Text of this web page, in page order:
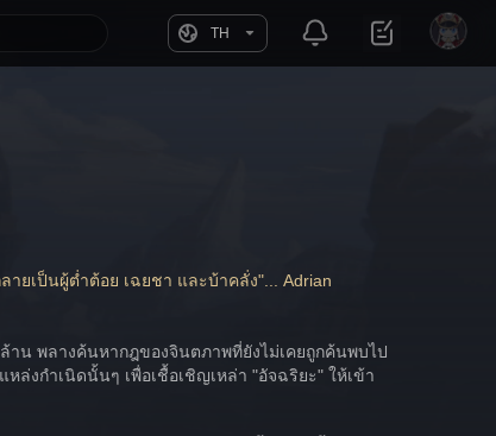
TH
ยเป็นผู้ต่ำต้อย เฉยชา และบ้าคลั่ง"... Adrian
น พลางค้นหากฎของจินตภาพที่ยังไม่เคยถูกค้นพบไป
งกำเนิดนั้นๆ เพื่อเชื้อเชิญเหล่า "อัจฉริยะ" ให้เข้า